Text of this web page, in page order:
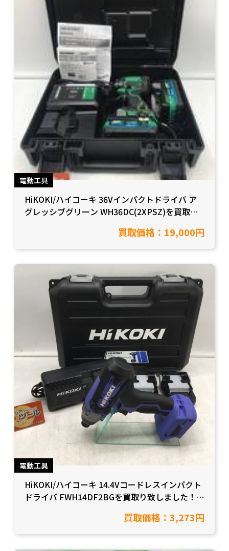
電動工具
HiKOKI/ハイコーキ 36Vインパクトドライバ ア
グレッシブグリーン WH36DC(2XPSZ)を買取り
買取価格：19,000円
電動工具
HiKOKI/ハイコーキ 14.4Vコードレスインパクト
ドライバ FWH14DF2BGを買取り致しました！
買取価格：3,273円